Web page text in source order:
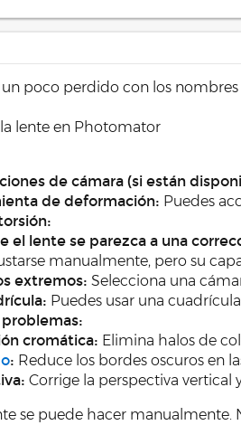
poco perdido con los
lente en Photomator
de cámara (si están
de deformación: Puedes
el lente se parezca a una
manualmente, pero su
extremos: Selecciona una
Puedes usar una
cromática: Elimina halos de
: Reduce los bordes oscuros en
Corrige la perspectiva vertical
se puede hacer manualmente.